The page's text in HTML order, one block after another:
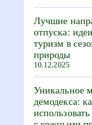
Лучшие
отпуска:
туризм в
природы
10.12.2025
Уникальное
демодекса: